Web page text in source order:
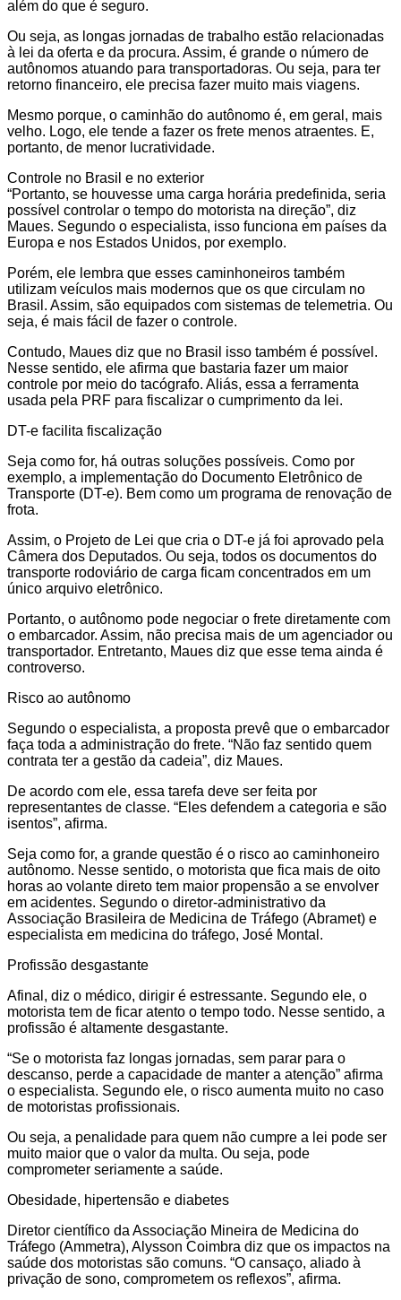
além do que é seguro.
Ou seja, as longas jornadas de trabalho estão relacionadas
à lei da oferta e da procura. Assim, é grande o número de
autônomos atuando para transportadoras. Ou seja, para ter
retorno financeiro, ele precisa fazer muito mais viagens.
Mesmo porque, o caminhão do autônomo é, em geral, mais
velho. Logo, ele tende a fazer os frete menos atraentes. E,
portanto, de menor lucratividade.
Controle no Brasil e no exterior
“Portanto, se houvesse uma carga horária predefinida, seria
possível controlar o tempo do motorista na direção”, diz
Maues. Segundo o especialista, isso funciona em países da
Europa e nos Estados Unidos, por exemplo.
Porém, ele lembra que esses caminhoneiros também
utilizam veículos mais modernos que os que circulam no
Brasil. Assim, são equipados com sistemas de telemetria. Ou
seja, é mais fácil de fazer o controle.
Contudo, Maues diz que no Brasil isso também é possível.
Nesse sentido, ele afirma que bastaria fazer um maior
controle por meio do tacógrafo. Aliás, essa a ferramenta
usada pela PRF para fiscalizar o cumprimento da lei.
DT-e facilita fiscalização
Seja como for, há outras soluções possíveis. Como por
exemplo, a implementação do Documento Eletrônico de
Transporte (DT-e). Bem como um programa de renovação de
frota.
Assim, o Projeto de Lei que cria o DT-e já foi aprovado pela
Câmera dos Deputados. Ou seja, todos os documentos do
transporte rodoviário de carga ficam concentrados em um
único arquivo eletrônico.
Portanto, o autônomo pode negociar o frete diretamente com
o embarcador. Assim, não precisa mais de um agenciador ou
transportador. Entretanto, Maues diz que esse tema ainda é
controverso.
Risco ao autônomo
Segundo o especialista, a proposta prevê que o embarcador
faça toda a administração do frete. “Não faz sentido quem
contrata ter a gestão da cadeia”, diz Maues.
De acordo com ele, essa tarefa deve ser feita por
representantes de classe. “Eles defendem a categoria e são
isentos”, afirma.
Seja como for, a grande questão é o risco ao caminhoneiro
autônomo. Nesse sentido, o motorista que fica mais de oito
horas ao volante direto tem maior propensão a se envolver
em acidentes. Segundo o diretor-administrativo da
Associação Brasileira de Medicina de Tráfego (Abramet) e
especialista em medicina do tráfego, José Montal.
Profissão desgastante
Afinal, diz o médico, dirigir é estressante. Segundo ele, o
motorista tem de ficar atento o tempo todo. Nesse sentido, a
profissão é altamente desgastante.
“Se o motorista faz longas jornadas, sem parar para o
descanso, perde a capacidade de manter a atenção” afirma
o especialista. Segundo ele, o risco aumenta muito no caso
de motoristas profissionais.
Ou seja, a penalidade para quem não cumpre a lei pode ser
muito maior que o valor da multa. Ou seja, pode
comprometer seriamente a saúde.
Obesidade, hipertensão e diabetes
Diretor científico da Associação Mineira de Medicina do
Tráfego (Ammetra), Alysson Coimbra diz que os impactos na
saúde dos motoristas são comuns. “O cansaço, aliado à
privação de sono, comprometem os reflexos”, afirma.